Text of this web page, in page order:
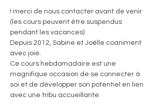
! merci de nous contacter avant de venir
(les cours peuvent être suspendus
pendant les vacances)
Depuis 2012, Sabine et Joëlle coaniment
avec joie.
Ce cours hebdomadaire est une
magnifique occasion de se connecter à
soi et de développer son potentiel en lien
avec une tribu accueillante.